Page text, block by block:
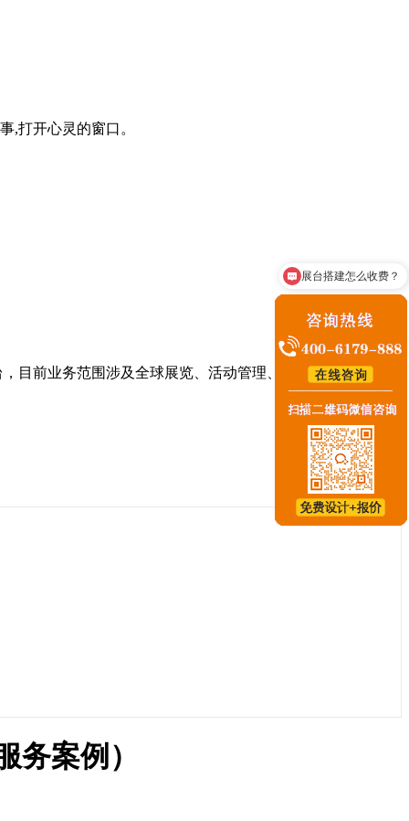
,打开心灵的窗口。
目前业务范围涉及全球展览、活动管理、主题文化馆等。
案例）
展台搭建怎么收费？